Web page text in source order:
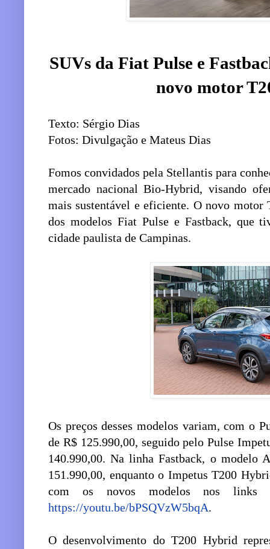
SUVs da Fiat Pulse e
novo motor
Texto: Sérgio Dias
Fotos: Divulgação e Mateus Dias
Fomos convidados pela Stellantis para
mercado nacional Bio-Hybrid, visando
mais sustentável e eficiente. O novo motor
dos modelos Fiat Pulse e Fastback, que
cidade paulista de Campinas.
Os preços desses modelos variam, com o
de R$ 125.990,00, seguido pelo Pulse
140.990,00. Na linha Fastback, o modelo
151.990,00, enquanto o Impetus T200
com os novos modelos nos
https://youtu.be/bPSQVzW5bqA.
O desenvolvimento do T200 Hybrid